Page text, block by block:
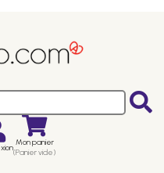
Mon panier
(Panier vide)